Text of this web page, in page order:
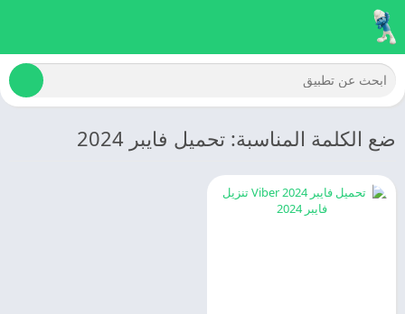
ضع الكلمة المناسبة: تحميل فايبر 2024